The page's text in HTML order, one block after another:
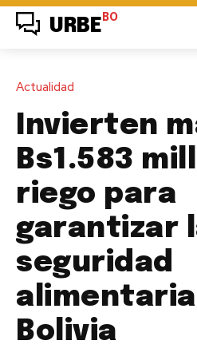
URBE BO
Actualidad
Invierten
Bs1.583
riego para
garantizar
seguridad
Bolivia